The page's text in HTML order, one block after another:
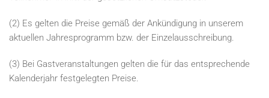
(2) Es gelten die Preise gemäß der Ankündigung in unserem
aktuellen Jahresprogramm bzw. der Einzelausschreibung.
(3) Bei Gastveranstaltungen gelten die für das entsprechende
Kalenderjahr festgelegten Preise.